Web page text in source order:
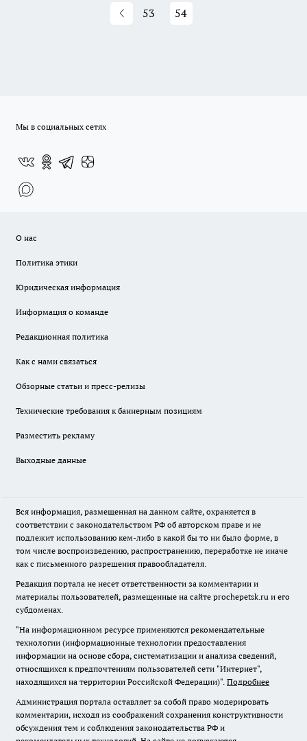
53 54
Мы в социальных сетях
О нас
Политика этики
Юридическая информация
Информация о команде
Редакционная политика
Как с нами связаться
Обзорные статьи и пресс-релизы
Технические требования к баннерным позициям
Разместить рекламу
Выходные данные
Вся информация, размещенная на данном сайте, охраняется в
соответствии с законодательством РФ об авторском праве и не
подлежит использованию кем-либо в какой бы то ни было форме, в
том числе воспроизведению, распространению, переработке не иначе
как с письменного разрешения правообладателя.
Редакция портала не несет ответственности за комментарии и
материалы пользователей, размещенные на сайте prochepetsk.ru и его
субдоменах.
"На информационном ресурсе применяются рекомендательные
технологии (информационные технологии предоставления
информации на основе сбора, систематизации и анализа сведений,
относящихся к предпочтениям пользователей сети "Интернет",
находящихся на территории Российской Федерации)". Подробнее
Администрация портала оставляет за собой право модерировать
комментарии, исходя из соображений сохранения конструктивности
обсуждения тем и соблюдения законодательства РФ и